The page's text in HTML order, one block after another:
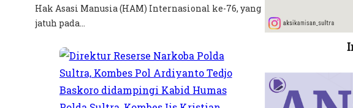
Hak Asasi Manusia (HAM) Internasional ke-76, yang
jatuh pada...